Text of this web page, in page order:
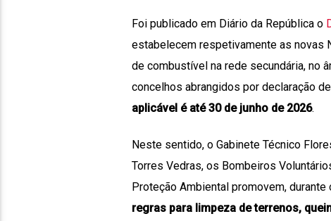
Foi publicado em Diário da República o
estabelecem respetivamente as novas
de combustível na rede secundária, no
concelhos abrangidos por declaração
aplicável é até 30 de junho de 2026.
Neste sentido, o Gabinete Técnico
Torres Vedras, os Bombeiros
Proteção Ambiental promovem,
regras para limpeza de terrenos,